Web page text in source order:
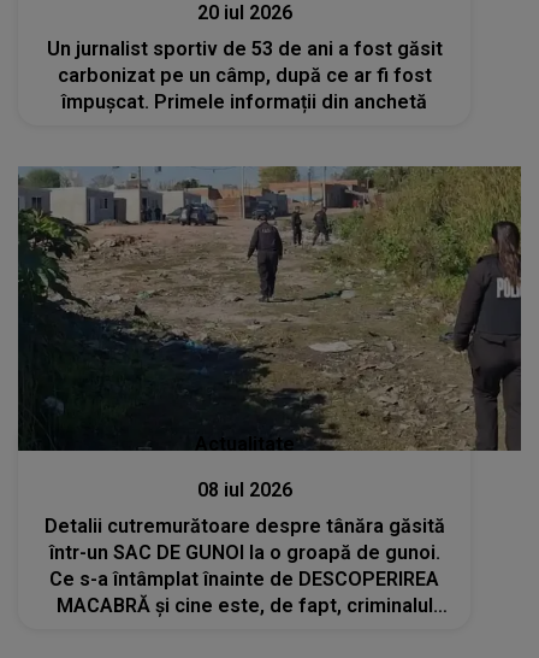
20 iul 2026
Un jurnalist sportiv de 53 de ani a fost găsit
carbonizat pe un câmp, după ce ar fi fost
împușcat. Primele informații din anchetă
Actualitate
08 iul 2026
Detalii cutremurătoare despre tânăra găsită
într-un SAC DE GUNOI la o groapă de gunoi.
Ce s-a întâmplat înainte de DESCOPERIREA
MACABRĂ și cine este, de fapt, criminalul